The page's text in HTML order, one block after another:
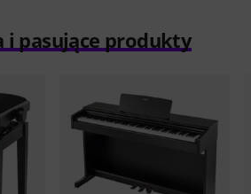
i pasujące produkty